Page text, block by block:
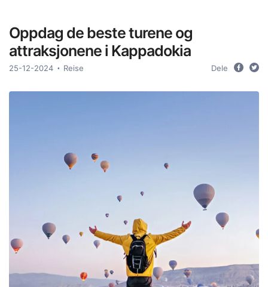
Oppdag de beste turene og
attraksjonene i Kappadokia
25-12-2024 Reise Dele